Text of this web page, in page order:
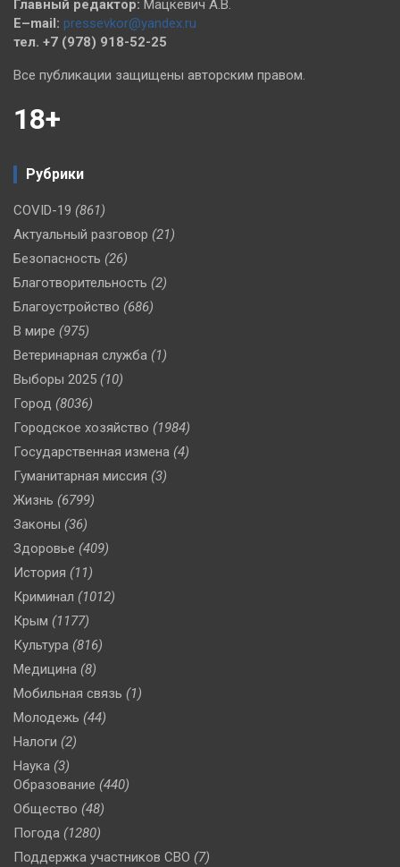
Главный редактор: Мацкевич А.В.
E–mail: pressevkor@yandex.ru
тел. +7 (978) 918-52-25
Все публикации защищены авторским правом.
18+
Рубрики
COVID-19 (861)
Актуальный разговор (21)
Безопасность (26)
Благотворительность (2)
Благоустройство (686)
В мире (975)
Ветеринарная служба (1)
Выборы 2025 (10)
Город (8036)
Городское хозяйство (1984)
Государственная измена (4)
Гуманитарная миссия (3)
Жизнь (6799)
Законы (36)
Здоровье (409)
История (11)
Криминал (1012)
Крым (1177)
Культура (816)
Медицина (8)
Мобильная связь (1)
Молодежь (44)
Налоги (2)
Наука (3)
Образование (440)
Общество (48)
Погода (1280)
Поддержка участников СВО (7)